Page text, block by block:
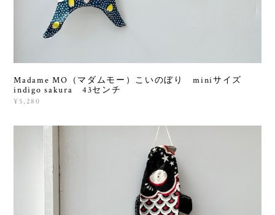
Madame MO（マダムモー）こいのぼり miniサイズ
indigo sakura 43センチ
¥5,280